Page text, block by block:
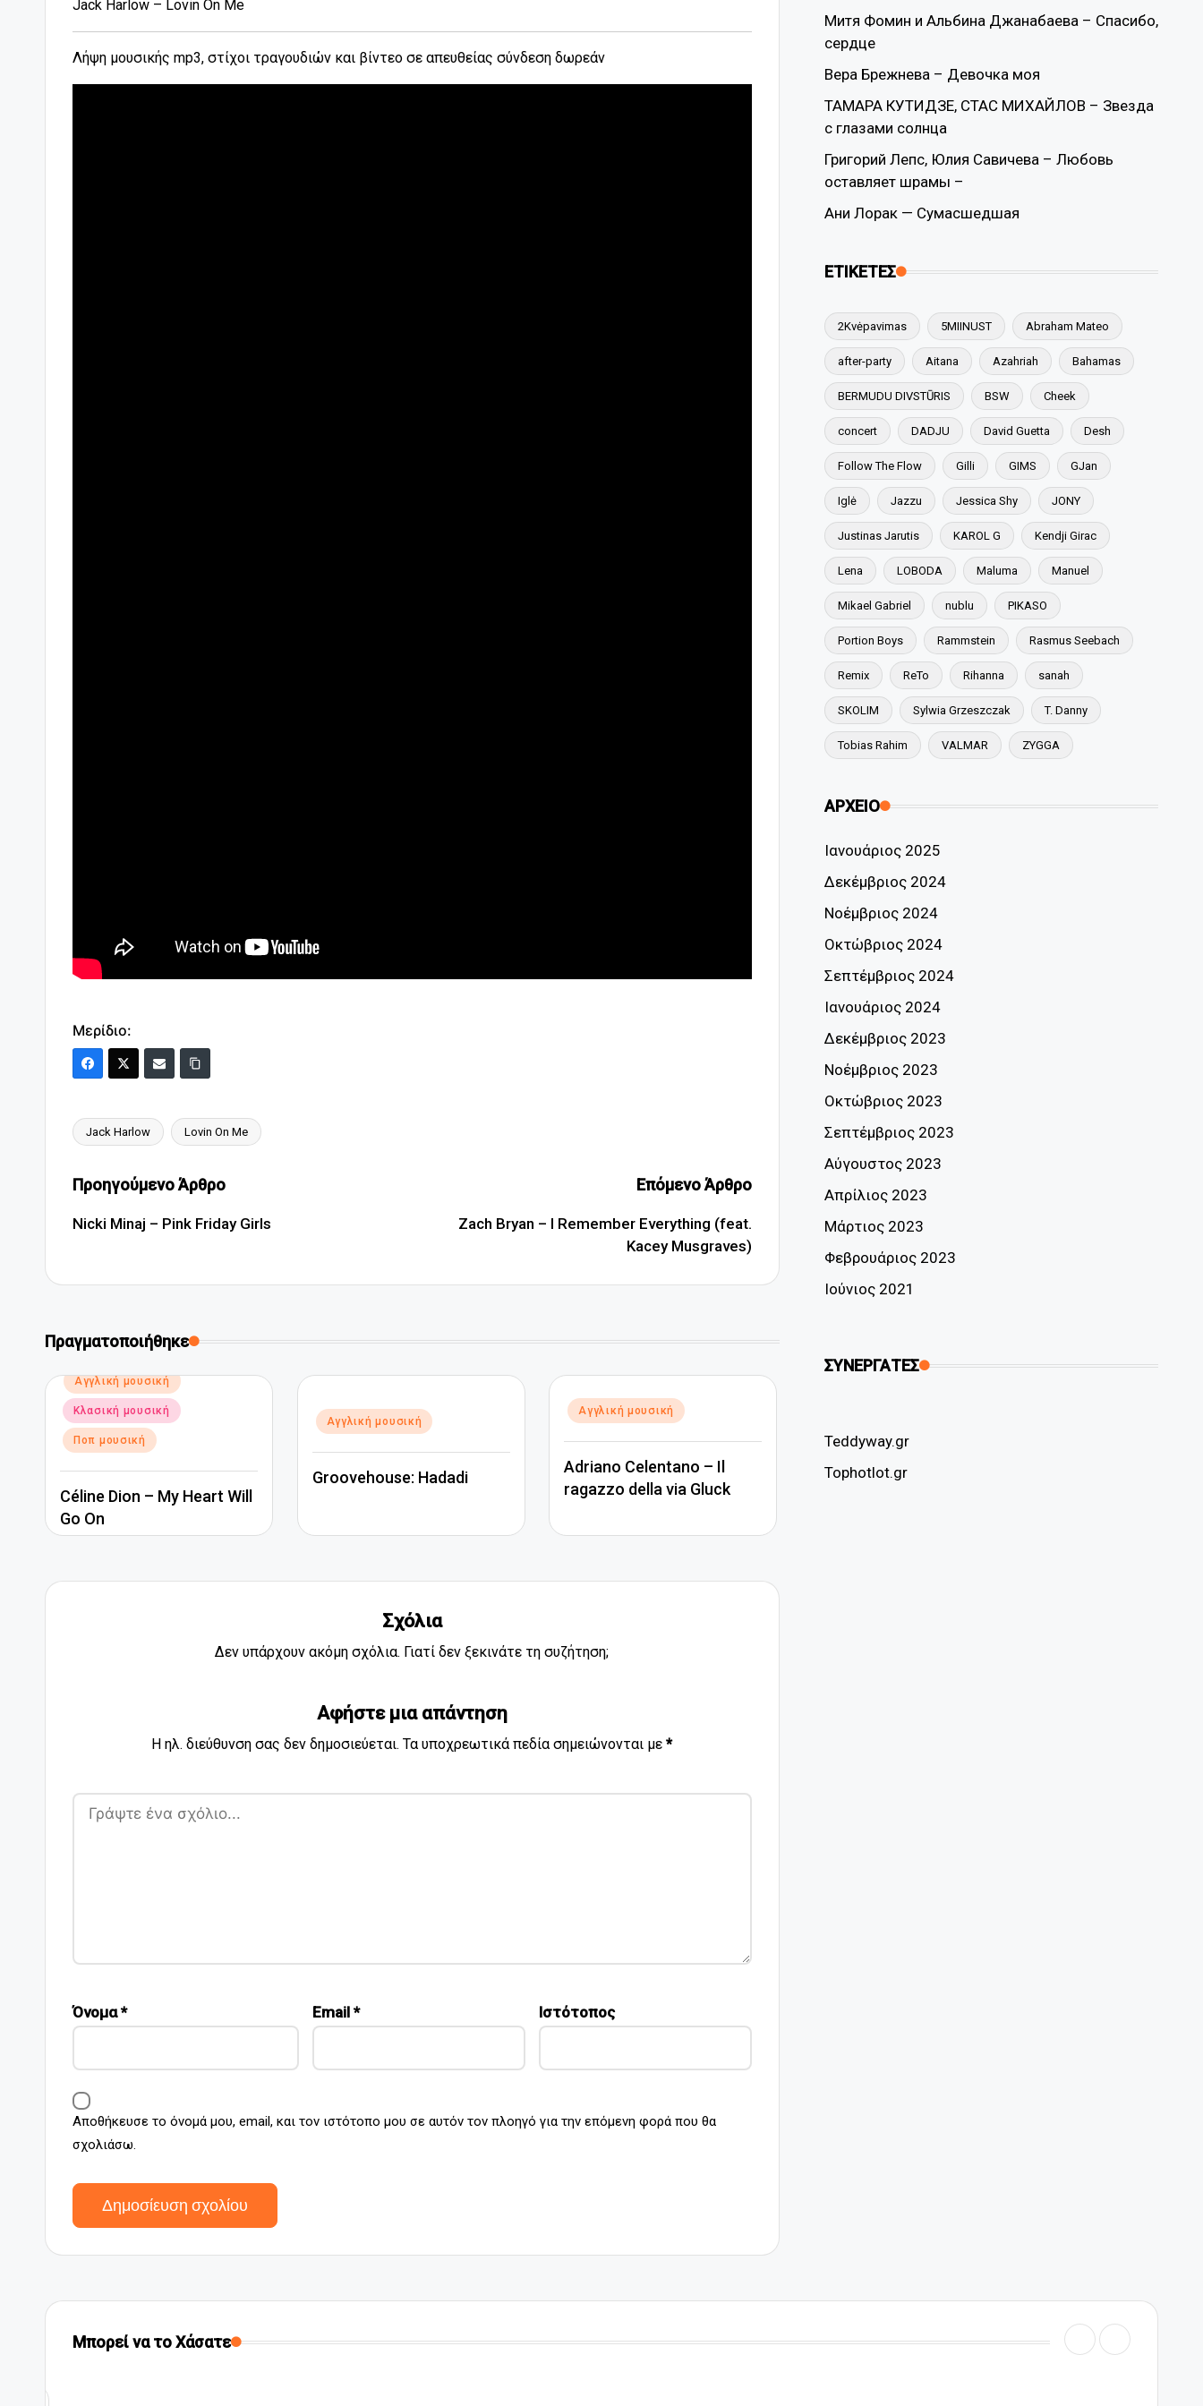
Jack Harlow – Lovin On Me
Λήψη μουσικής mp3, στίχοι τραγουδιών και βίντεο σε απευθείας σύνδεση δωρεάν
Μερίδιο:
Ετικέτες:
Jack Harlow Lovin On Me
Πλοήγηση
δημοσιεύσεων
Προηγούμενο Άρθρο
Nicki Minaj – Pink Friday Girls
Επόμενο Άρθρο
Zach Bryan – I Remember Everything (feat.
Kacey Musgraves)
Πραγματοποιήθηκε
Αναρτήθηκε
σε
Αγγλική μουσική
Κλασική μουσική
Ποπ μουσική
Céline Dion – My Heart Will
Go On
Αναρτήθηκε
Αγγλική μουσική
Groovehouse: Hadadi
Αναρτήθηκε
Αγγλική μουσική
Adriano Celentano – Il
ragazzo della via Gluck
Σχόλια
Δεν υπάρχουν ακόμη σχόλια. Γιατί δεν ξεκινάτε τη συζήτηση;
Αφήστε μια απάντηση
Η ηλ. διεύθυνση σας δεν δημοσιεύεται. Τα υποχρεωτικά πεδία σημειώνονται με*
Όνομα* Email * Ιστότοπος
Αποθήκευσε το όνομά μου, email, και τον ιστότοπο μου σε αυτόν τον πλοηγό για την επόμενη φορά που θα
σχολιάσω.
Митя Фомин и Альбина Джанабаева – Спасибо,
сердце
Вера Брежнева – Девочка моя
ТАМАРА КУТИДЗЕ, СТАС МИХАЙЛОВ – Звезда
с глазами солнца
Григорий Лепс, Юлия Савичева – Любовь
оставляет шрамы –
Ани Лорак — Сумасшедшая
ΕΤΙΚΕΤΕΣ
2Kvėpavimas 5MIINUST Abraham Mateo
after-party Aitana Azahriah Bahamas
BERMUDU DIVSTŪRIS BSW Cheek
concert DADJU David Guetta Desh
Follow The Flow Gilli GIMS GJan
Iglė Jazzu Jessica Shy JONY
Justinas Jarutis KAROL G Kendji Girac
Lena LOBODA Maluma Manuel
Mikael Gabriel nublu PIKASO
Portion Boys Rammstein Rasmus Seebach
Remix ReTo Rihanna sanah
SKOLIM Sylwia Grzeszczak T. Danny
Tobias Rahim VALMAR ZYGGA
ΑΡΧΕΙΟ
Ιανουάριος 2025
Δεκέμβριος 2024
Νοέμβριος 2024
Οκτώβριος 2024
Σεπτέμβριος 2024
Ιανουάριος 2024
Δεκέμβριος 2023
Νοέμβριος 2023
Οκτώβριος 2023
Σεπτέμβριος 2023
Αύγουστος 2023
Απρίλιος 2023
Μάρτιος 2023
Φεβρουάριος 2023
Ιούνιος 2021
ΣΥΝΕΡΓΑΤΕΣ
Teddyway.gr
Tophotlot.gr
Μπορεί να το Χάσατε